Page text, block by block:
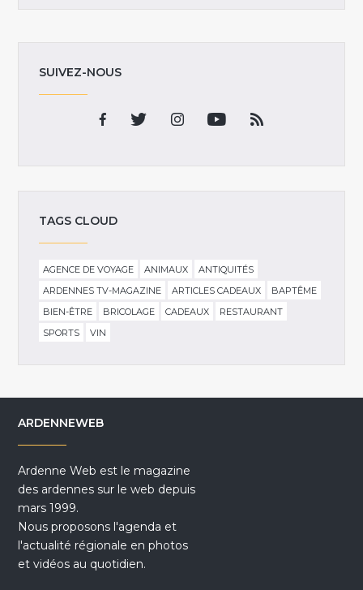
SUIVEZ-NOUS
TAGS CLOUD
AGENCE DE VOYAGE ANIMAUX
ANTIQUITÉS
ARDENNES TV-MAGAZINE
ARTICLES CADEAUX
BAPTÊME
BIEN-ÊTRE
BRICOLAGE CADEAUX
RESTAURANT
SPORTS
VIN
ARDENNEWEB
Ardenne Web est le magazine
des ardennes sur le web depuis
mars 1999.
Nous proposons l'agenda et
l'actualité régionale en photos
et vidéos au quotidien.